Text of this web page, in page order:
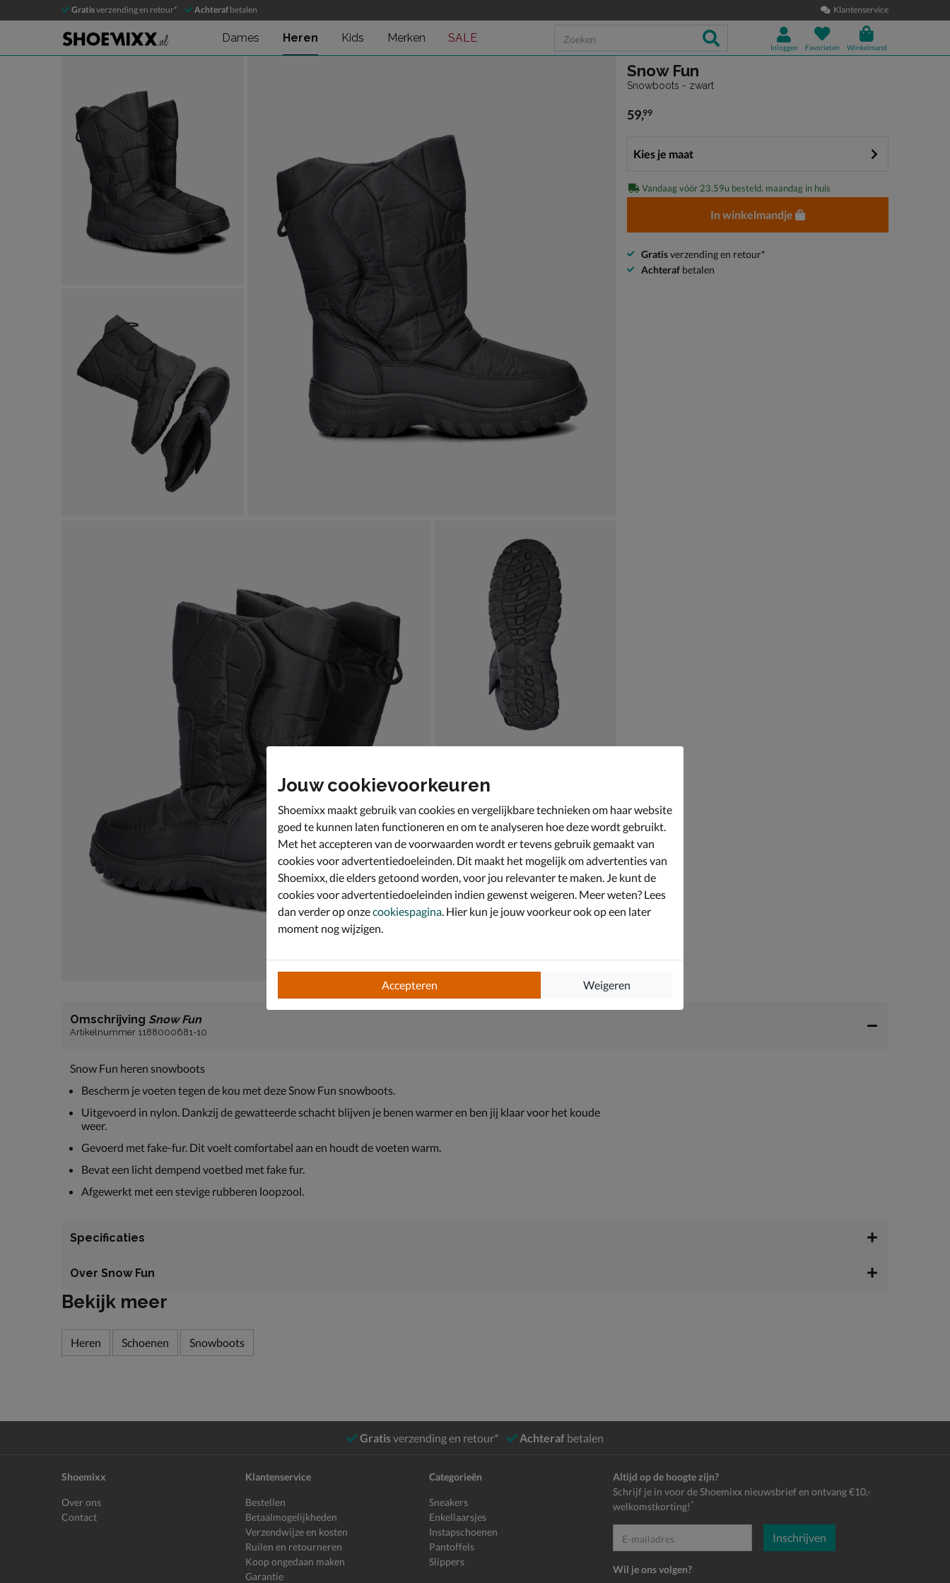
Gratisverzending en retour* Achteraf betalen Klantenservice
Dames Heren Kids Merken SALE
Inloggen Favorieten Winkelmand
Snow Fun
Snowboots
Snow Fun
Snowboots - zwart
€ 59,99
59,99
Kies je maat
Vandaag vóór 23.59u besteld, maandag in huis
In winkelmandje
Gratisverzending en retour*
Achteraf betalen
Omschrijving Snow Fun
Artikelnummer 1188000681-10
Snow Fun heren snowboots
Bescherm je voeten tegen de kou met deze Snow Fun snowboots.
Uitgevoerd in nylon. Dankzij de gewatteerde schacht blijven je benen warmer en ben jij klaar voor het koude
weer.
Gevoerd met fake-fur. Dit voelt comfortabel aan en houdt de voeten warm.
Bevat een licht dempend voetbed met fake fur.
Afgewerkt met een stevige rubberen loopzool.
Specificaties
Over Snow Fun
Bekijk meer
Heren Schoenen Snowboots
Gratisverzending en retour* Achteraf betalen
Shoemixx
Over ons
Contact
Klantenservice
Bestellen
Betaalmogelijkheden
Verzendwijze en kosten
Ruilen en retourneren
Koop ongedaan maken
Garantie
Categorieën
Sneakers
Enkellaarsjes
Instapschoenen
Pantoffels
Slippers
Altijd op de hoogte zijn?
Schrijf je in voor de Shoemixx nieuwsbrief en ontvang €10,-
welkomstkorting! *
E-mailadres Inschrijven
Wil je ons volgen?
Jouw cookievoorkeuren
Shoemixx maakt gebruik van cookies en vergelijkbare technieken om haar website
goed te kunnen laten functioneren en om te analyseren hoe deze wordt gebruikt.
Met het accepteren van de voorwaarden wordt er tevens gebruik gemaakt van
cookies voor advertentiedoeleinden. Dit maakt het mogelijk om advertenties van
Shoemixx, die elders getoond worden, voor jou relevanter te maken. Je kunt de
cookies voor advertentiedoeleinden indien gewenst weigeren. Meer weten? Lees
dan verder op onzecookiespagina . Hier kun je jouw voorkeur ook op een later
moment nog wijzigen.
Accepteren Weigeren